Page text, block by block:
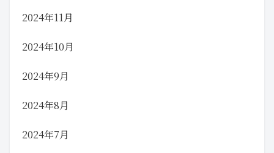
2024年11月
2024年10月
2024年9月
2024年8月
2024年7月